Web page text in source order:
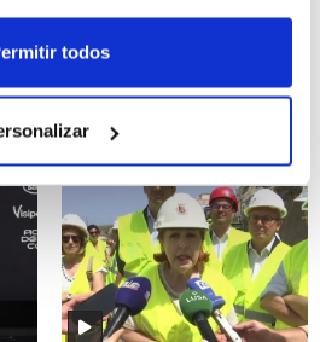
todos
Mau tempo: Obras mais
urgentes nas praias estão
(editado)
ID: 47578262